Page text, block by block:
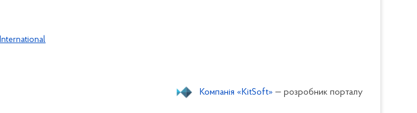
Компанія «KitSoft» — розробник порталу